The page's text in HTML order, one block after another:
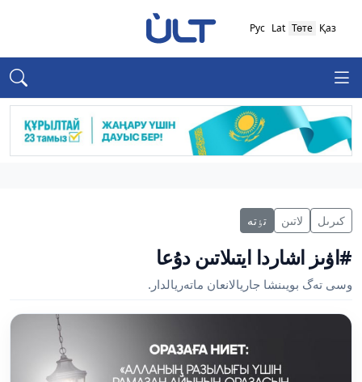
Қаз
Төте
Lat
Рус
كىرىل لاتىن تٶتە
#اۋىز اشاردا ايتىلاتىن دۇعا
وسى تەگ بويىنشا جاريالانعان ماتەريالدار.